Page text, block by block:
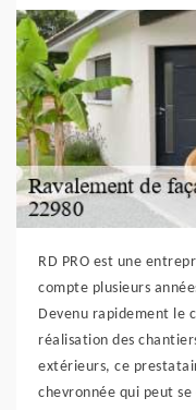
RD PRO est une
compte plusieurs
Devenu rapidement le
réalisation des
extérieurs, ce
chevronnée qui peut